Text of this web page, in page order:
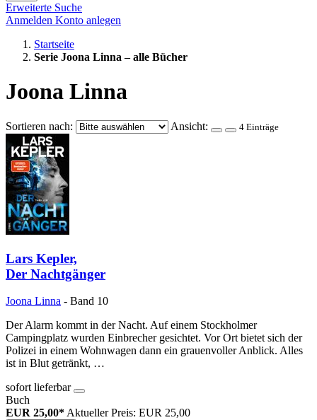
Erweiterte Suche
Anmelden Konto anlegen
Startseite
Serie Joona Linna – alle Bücher
Joona Linna
Sortieren nach: Ansicht: 4 Einträge
Lars Kepler,
Der Nachtgänger
Joona Linna - Band 10
Der Alarm kommt in der Nacht. Auf einem Stockholmer
Campingplatz wurden Einbrecher gesichtet. Vor Ort bietet sich der
Polizei in einem Wohnwagen dann ein grauenvoller Anblick. Alles
ist in Blut getränkt, …
sofort lieferbar
Buch
EUR 25,00* Aktueller Preis: EUR 25,00